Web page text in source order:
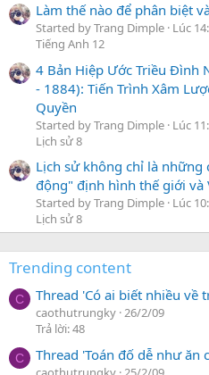
Làm thế nào để phân biệt
Started by Trang Dimple Lúc
Tiếng Anh 12
4 Bản Hiệp Ước Triều Đình
- 1884): Tiến Trình Xâm
Quyền
Started by Trang Dimple Lúc
Lịch sử 8
Lịch sử không chỉ là những
động" định hình thế giới và
Started by Trang Dimple Lúc
Lịch sử 8
Trending content
C Thread 'Có ai biết nhiều về
caothutrungky 26/2/09
Trả lời: 48
C Thread 'Toán đố dễ như ăn